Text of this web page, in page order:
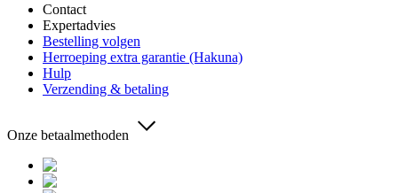
Contact
Expertadvies
Bestelling volgen
Herroeping extra garantie (Hakuna)
Hulp
Verzending & betaling
Onze betaalmethoden